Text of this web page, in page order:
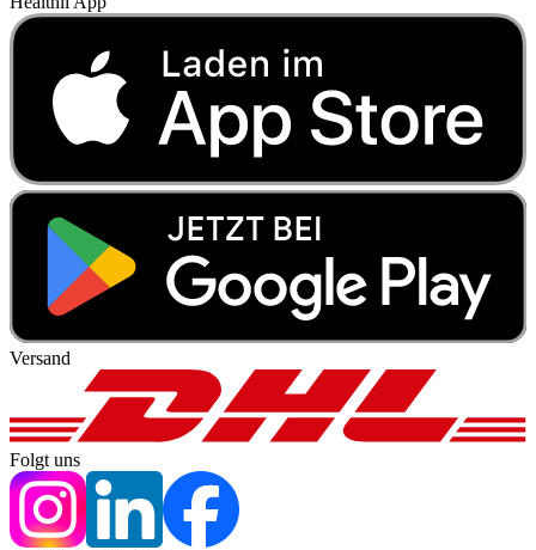
Versand
Folgt uns